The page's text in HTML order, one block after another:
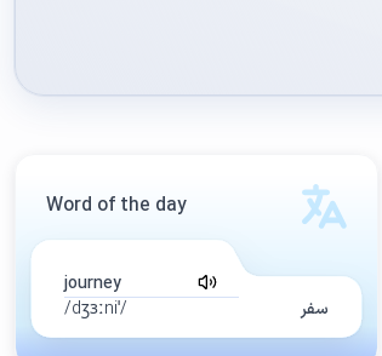
Word of the day
journey
سفر
/ˈdʒɜːni/